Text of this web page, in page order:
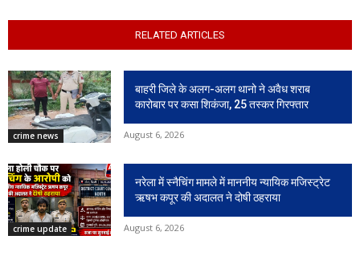
RELATED ARTICLES
crime news
बाहरी जिले के अलग-अलग थानो ने अवैध शराब
कारोबार पर कसा शिकंजा, 25 तस्कर गिरफ्तार
August 6, 2026
crime update
नरेला में स्नैचिंग मामले में माननीय न्यायिक मजिस्ट्रेट
ऋषभ कपूर की अदालत ने दोषी ठहराया
August 6, 2026